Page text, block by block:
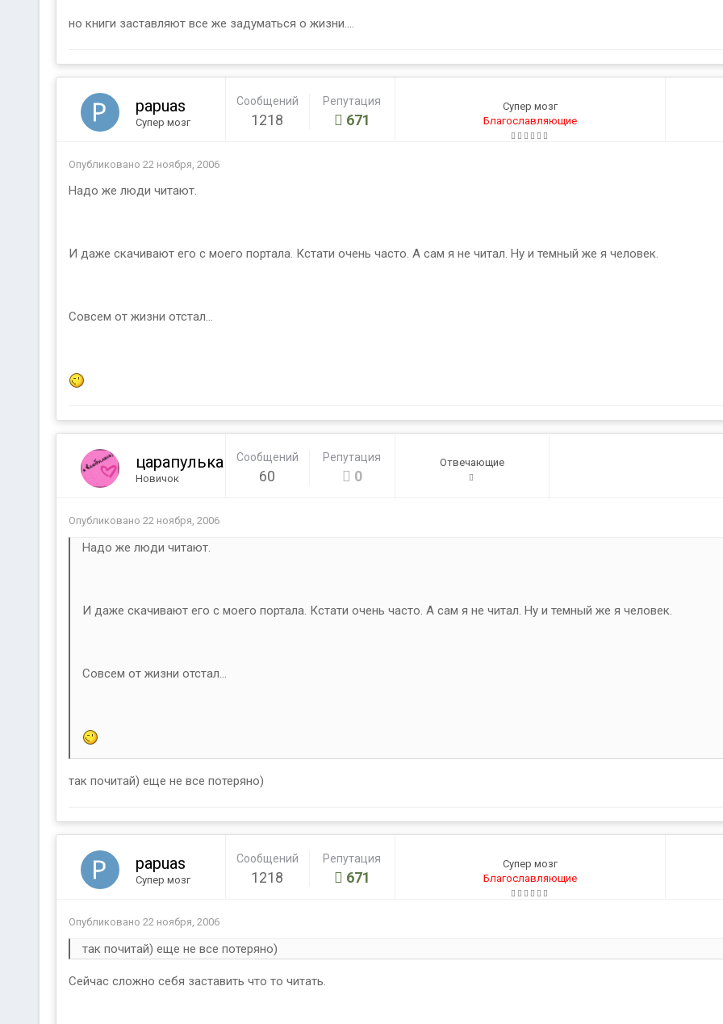
но книги заставляют все же задуматься о жизни....
papuas
Супер мозг
Сообщений
1218
Репутация
671
Супер мозг
Благославляющие
Опубликовано 22 ноября, 2006
Надо же люди читают.
И даже скачивают его с моего портала. Кстати очень часто. А сам я не читал. Ну и темный же я человек.
Совсем от жизни отстал...
царапулька
Новичок
Сообщений
60
Репутация
0
Отвечающие
Опубликовано 22 ноября, 2006
Надо же люди читают.
И даже скачивают его с моего портала. Кстати очень часто. А сам я не читал. Ну и темный же я человек.
Совсем от жизни отстал...
так почитай) еще не все потеряно)
papuas
Супер мозг
Сообщений
1218
Репутация
671
Супер мозг
Благославляющие
Опубликовано 22 ноября, 2006
так почитай) еще не все потеряно)
Сейчас сложно себя заставить что то читать.